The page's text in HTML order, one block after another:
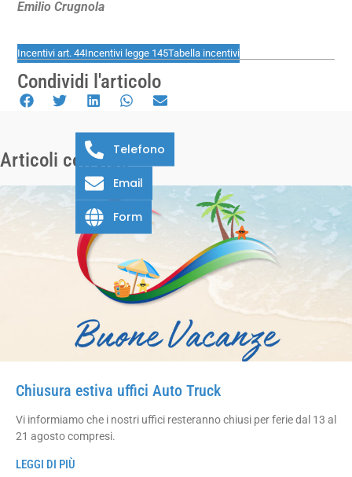
Emilio Crugnola
Incentivi art. 44Incentivi legge 145Tabella incentivi
Condividi l'articolo
Articoli correlati
Chiusura estiva uffici Auto Truck
Vi informiamo che i nostri uffici resteranno chiusi per ferie dal 13 al
21 agosto compresi.
LEGGI DI PIÙ
Telefono
Email
Form